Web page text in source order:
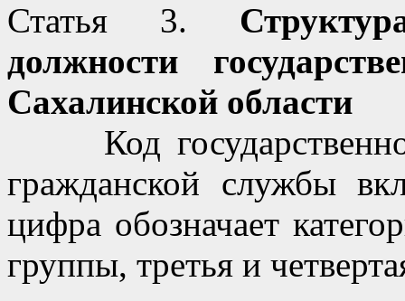
Статья 3.
должности
Сахалинской области
Код государственной
гражданской службы
цифра обозначает
группы, третья и